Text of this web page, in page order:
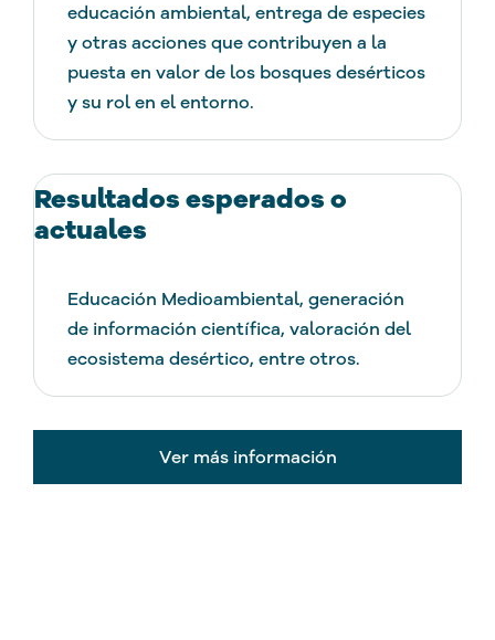
educación ambiental, entrega de especies
y otras acciones que contribuyen a la
puesta en valor de los bosques desérticos
y su rol en el entorno.
Resultados esperados o
actuales
Educación Medioambiental, generación
de información científica, valoración del
ecosistema desértico, entre otros.
Ver más información